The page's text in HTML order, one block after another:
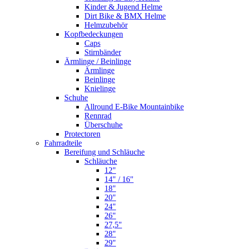
Kinder & Jugend Helme
Dirt Bike & BMX Helme
Helmzubehör
Kopfbedeckungen
Caps
Stirnbänder
Ärmlinge / Beinlinge
Ärmlinge
Beinlinge
Knielinge
Schuhe
Allround E-Bike Mountainbike
Rennrad
Überschuhe
Protectoren
Fahrradteile
Bereifung und Schläuche
Schläuche
12"
14" / 16"
18"
20"
24"
26"
27,5"
28"
29"